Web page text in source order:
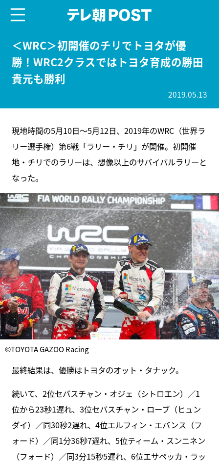
＜WRC＞初開催のチリでトヨタが優
勝！WRC2クラスではトヨタ育成の勝田
貴元も勝利
2019.05.13
現地時間の5月10日～5月12日、2019年のWRC（世界ラ
リー選手権）第6戦「ラリー・チリ」が開催。初開催
地・チリでのラリーは、想像以上のサバイバルラリーと
なった。
©TOYOTA GAZOO Racing
最終結果は、優勝はトヨタのオット・タナック。
続いて、2位セバスチャン・オジェ（シトロエン）／1
位から23秒1遅れ、3位セバスチャン・ローブ（ヒュン
ダイ）／同30秒2遅れ、4位エルフィン・エバンス（フ
ォード）／同1分36秒7遅れ、5位ティーム・スンニネン
（フォード）／同3分15秒5遅れ、6位エサペッカ・ラッ